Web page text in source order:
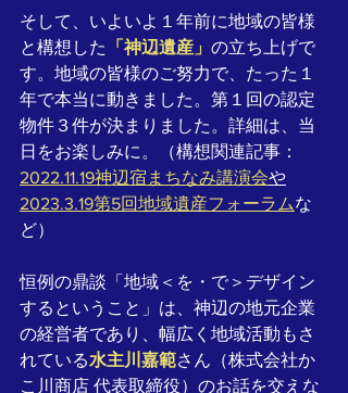
そして、いよいよ１年前に地域の皆様
と構想した
「神辺遺産」 の立ち上げで
す。地域の皆様のご努力で、たった１
年で本当に動きました。第１回の認定
物件３件が決まりました。詳細は、当
日をお楽しみに。（構想関連記事：
2022.11.19神辺宿まちなみ講演会や
2023.3.19第5回地域遺産フォーラムな
ど）
恒例の鼎談「地域＜を・で＞デザイン
するということ」は、神辺の地元企業
の経営者であり、幅広く地域活動もさ
れている水主川嘉範さん（株式会社か
こ川商店 代表取締役）のお話を交えな